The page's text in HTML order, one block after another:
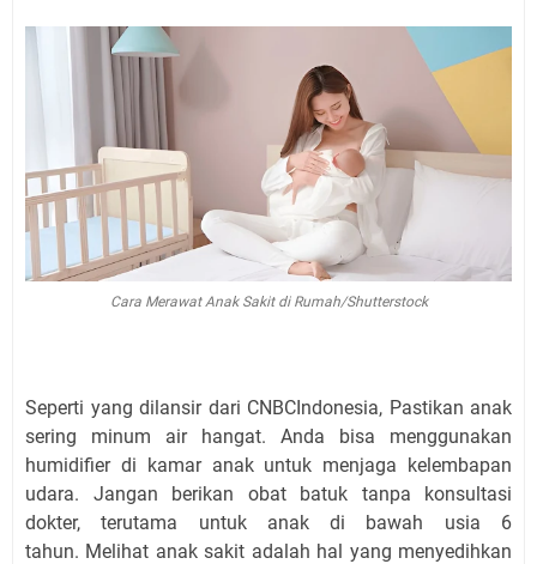
Cara Merawat Anak Sakit di Rumah/Shutterstock
Seperti yang dilansir dari CNBCIndonesia, Pastikan anak
sering minum air hangat. Anda bisa menggunakan
humidifier di kamar anak untuk menjaga kelembapan
udara. Jangan berikan obat batuk tanpa konsultasi
dokter, terutama untuk anak di bawah usia 6
tahun. Melihat anak sakit adalah hal yang menyedihkan